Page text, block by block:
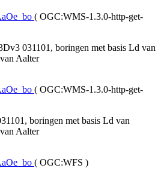
( OGC:WMS-1.3.0-http-get-
031101, boringen met basis Ld van
Aalter
( OGC:WMS-1.3.0-http-get-
boringen met basis Ld van
Aalter
( OGC:WFS )